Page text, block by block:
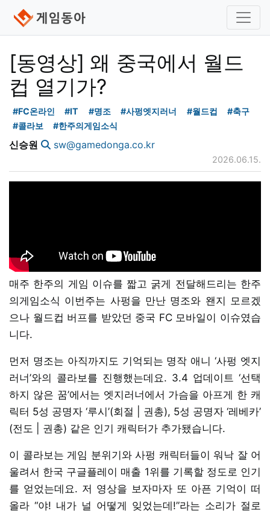
[동영상] 왜 중국에서 월드
컵 열기가?
#FC온라인 #IT #명조 #사펑엣지러너 #월드컵
#축구
#콜라보
#한주의게임소식
신승원 sw@gamedonga.co.kr
2026.06.15.
매주 한주의 게임 이슈를 짧고 굵게 전달해드리는 한주
의게임소식 이번주는 사펑을 만난 명조와 왠지 모르겠
으나 월드컵 버프를 받았던 중국 FC 모바일이 이슈였습
니다.
먼저 명조는 아직까지도 기억되는 명작 애니 ‘사펑 엣지
러너’와의 콜라보를 진행했는데요. 3.4 업데이트 ‘선택
하지 않은 꿈’에서는 엣지러너에서 가슴을 아프게 한 캐
릭터 5성 공명자 ‘루시’(회절 | 권총), 5성 공명자 ‘레베카’
(전도 | 권총) 같은 인기 캐릭터가 추가됐습니다.
이 콜라보는 게임 분위기와 사펑 캐릭터들이 워낙 잘 어
울려서 한국 구글플레이 매출 1위를 기록할 정도로 인기
를 얻었는데요. 저 영상을 보자마자 또 아픈 기억이 떠
올라 “야! 내가 널 어떻게 잊었는데!”라는 소리가 절로